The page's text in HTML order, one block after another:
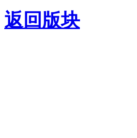
返回版块